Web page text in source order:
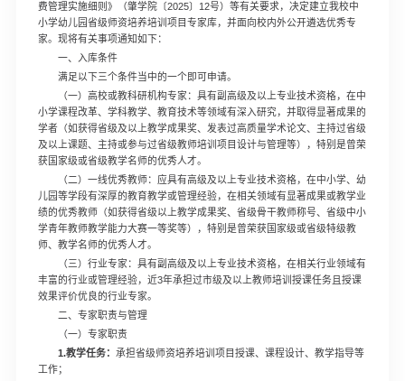
费管理实施细则》（肇学院〔2025〕12号）等有关要求，决定建立我校中
小学幼儿园省级师资培养培训项目专家库，并面向校内外公开遴选优秀专
家。现将有关事项通知如下：
一、入库条件
满足以下三个条件当中的一个即可申请。
（一）高校或教科研机构专家：具有副高级及以上专业技术资格，在中
小学课程改革、学科教学、教育技术等领域有深入研究，并取得显著成果的
学者（如获得省级及以上教学成果奖、发表过高质量学术论文、主持过省级
及以上课题、主持或参与过省级教师培训项目设计与管理等），特别是曾荣
获国家级或省级教学名师的优秀人才。
（二）一线优秀教师：应具有高级及以上专业技术资格，在中小学、幼
儿园等学段有深厚的教育教学或管理经验，在相关领域有显著成果或教学业
绩的优秀教师（如获得省级以上教学成果奖、省级骨干教师称号、省级中小
学青年教师教学能力大赛一等奖等），特别是曾荣获国家级或省级特级教
师、教学名师的优秀人才。
（三）行业专家：具有副高级及以上专业技术资格，在相关行业领域有
丰富的行业或管理经验，近3年承担过市级及以上教师培训授课任务且授课
效果评价优良的行业专家。
二、专家职责与管理
（一）专家职责
1.教学任务： 承担省级师资培养培训项目授课、课程设计、教学指导等
工作；